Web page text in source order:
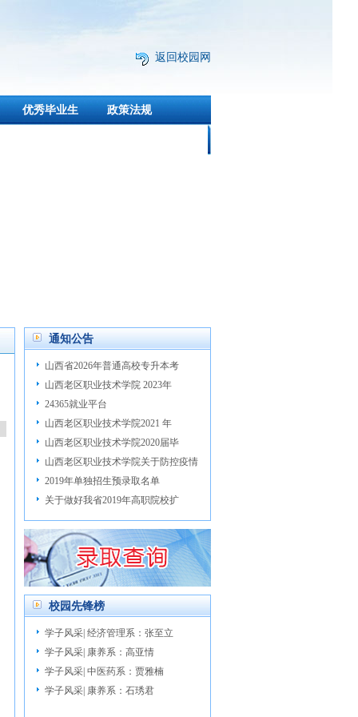
返回校园网
优秀毕业生 政策法规
通知公告
山西省2026年普通高校专升本考
山西老区职业技术学院 2023年
24365就业平台
山西老区职业技术学院2021 年
山西老区职业技术学院2020届毕
山西老区职业技术学院关于防控疫情
2019年单独招生预录取名单
关于做好我省2019年高职院校扩
校园先锋榜
学子风采| 经济管理系：张至立
学子风采| 康养系：高亚情
学子风采| 中医药系：贾雅楠
学子风采| 康养系：石琇君